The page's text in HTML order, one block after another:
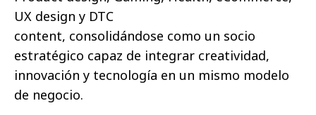
UX design y DTC
content, consolidándose como un socio
estratégico capaz de integrar creatividad,
innovación y tecnología en un mismo modelo
de negocio.